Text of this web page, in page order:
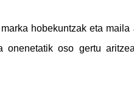
hobekuntzak eta maila
onenetatik oso gertu